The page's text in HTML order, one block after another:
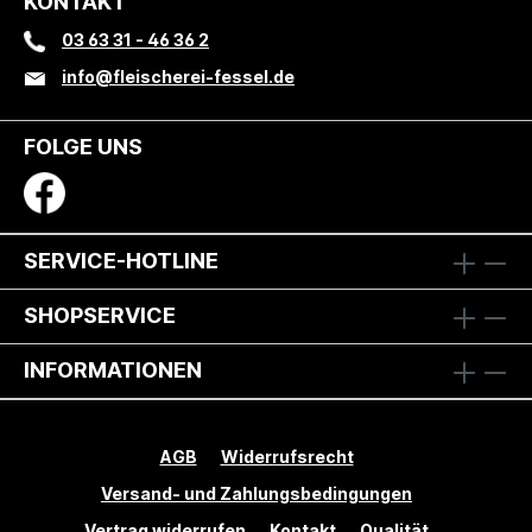
03 63 31 - 46 36 2
info@fleischerei-fessel.de
FOLGE UNS
SERVICE-HOTLINE
SHOPSERVICE
INFORMATIONEN
AGB
Widerrufsrecht
Versand- und Zahlungsbedingungen